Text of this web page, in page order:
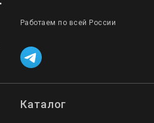
Работаем по всей России
Каталог